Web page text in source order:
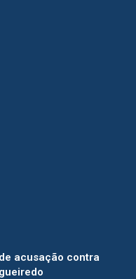
acusação contra